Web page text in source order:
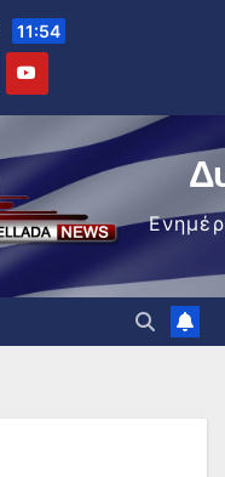
11:54